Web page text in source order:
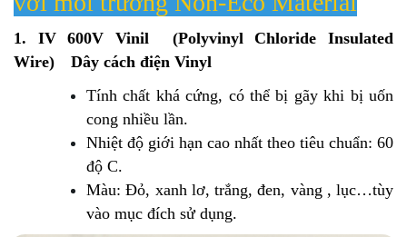
1. IV 600V Vinil (Polyvinyl Chloride Insulated
Wire) Dây cách điện Vinyl
Tính chất khá cứng, có thể bị gãy khi bị uốn
cong nhiều lần.
Nhiệt độ giới hạn cao nhất theo tiêu chuẩn: 60
độ C.
Màu: Đỏ, xanh lơ, trắng, đen, vàng , lục…tùy
vào mục đích sử dụng.